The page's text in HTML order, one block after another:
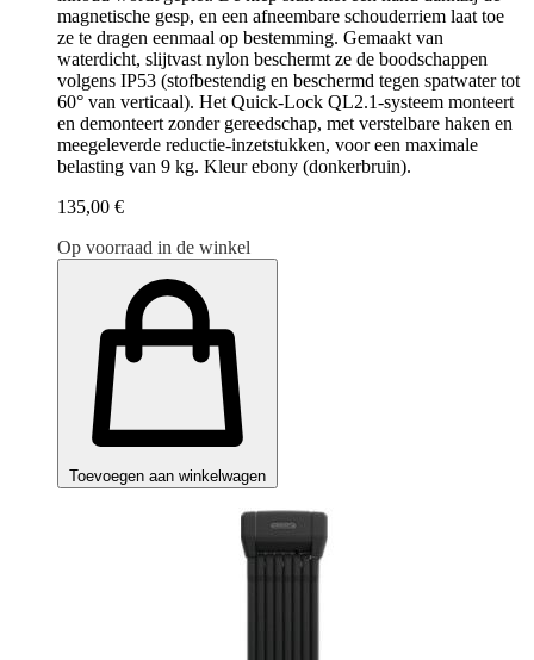
magnetische gesp, en een afneembare schouderriem laat toe
ze te dragen eenmaal op bestemming. Gemaakt van
waterdicht, slijtvast nylon beschermt ze de boodschappen
volgens IP53 (stofbestendig en beschermd tegen spatwater tot
60° van verticaal). Het Quick-Lock QL2.1-systeem monteert
en demonteert zonder gereedschap, met verstelbare haken en
meegeleverde reductie-inzetstukken, voor een maximale
belasting van 9 kg. Kleur ebony (donkerbruin).
135,00 €
Op voorraad in de winkel
Toevoegen aan winkelwagen